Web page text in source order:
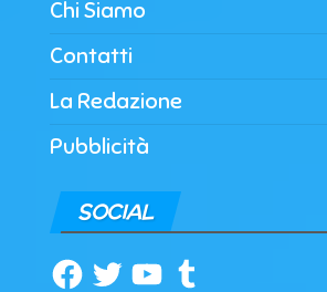
Chi Siamo
Contatti
La Redazione
Pubblicità
SOCIAL
Facebook
TwitterYouTubeTumblr